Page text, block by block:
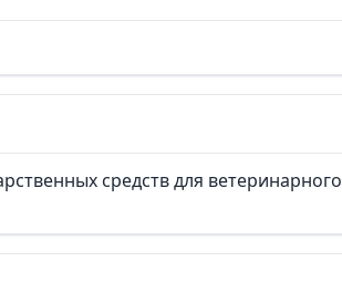
средств для ветеринарного